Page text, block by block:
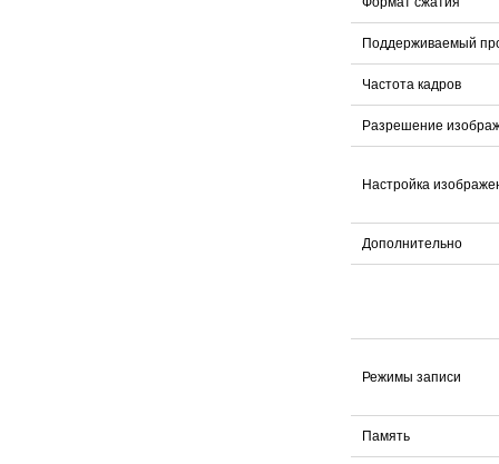
Поддерживаемый
Частота кадров
Разрешение
Настройка
Дополнительно
Режимы записи
Память